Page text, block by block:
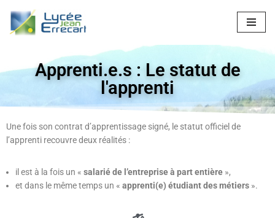
Aller
Apprenti.e.s : Le statut de
l'apprenti
Une fois son contrat d’apprentissage signé, le statut officiel de
l’apprenti recouvre deux réalités :
il est à la fois un « salarié de l’entreprise à part entière »,
et dans le même temps un « apprenti(e) étudiant des métiers ».